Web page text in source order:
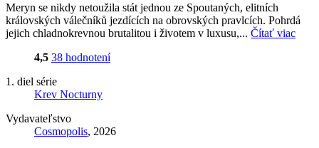
Meryn se nikdy netoužila stát jednou ze Spoutaných, elitních
královských válečníků jezdících na obrovských pravlcích. Pohrdá
jejich chladnokrevnou brutalitou i životem v luxusu,... Čítať viac
4,5 38 hodnotení
1. diel série
Krev Nocturny
Vydavateľstvo
Cosmopolis, 2026